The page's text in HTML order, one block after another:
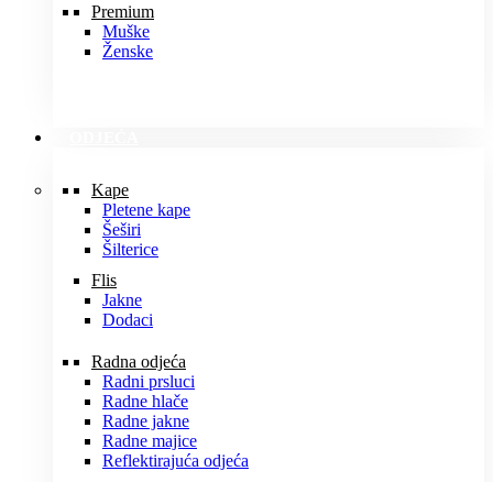
Premium
Muške
Ženske
Kape
Pletene kape
Šeširi
Šilterice
Flis
Jakne
Dodaci
Radna odjeća
Radni prsluci
Radne hlače
Radne jakne
Radne majice
Reflektirajuća odjeća